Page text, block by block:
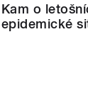
Kam o
epidemické